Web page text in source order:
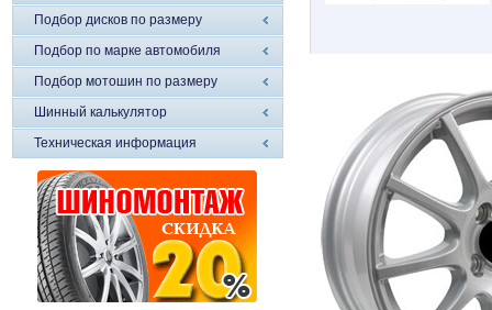
Подбор дисков по размеру
Подбор по марке автомобиля
Подбор мотошин по размеру
Шинный калькулятор
Техническая информация